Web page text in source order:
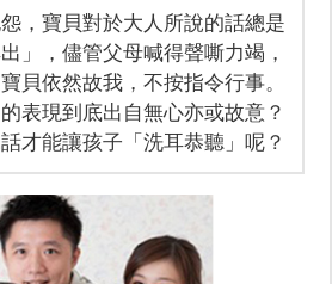
，寶貝對於大人所說的話總是
」，儘管父母喊得聲嘶力竭，
貝依然故我，不按指令行事。
表現到底出自無心亦或故意？
才能讓孩子「洗耳恭聽」呢？